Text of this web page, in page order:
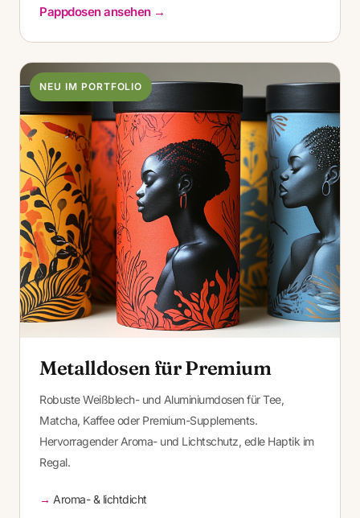
Pappdosen ansehen →
NEU IM PORTFOLIO
Metalldosen für Premium
Robuste Weißblech- und Aluminiumdosen für Tee,
Matcha, Kaffee oder Premium-Supplements.
Hervorragender Aroma- und Lichtschutz, edle Haptik im
Regal.
Aroma- & lichtdicht